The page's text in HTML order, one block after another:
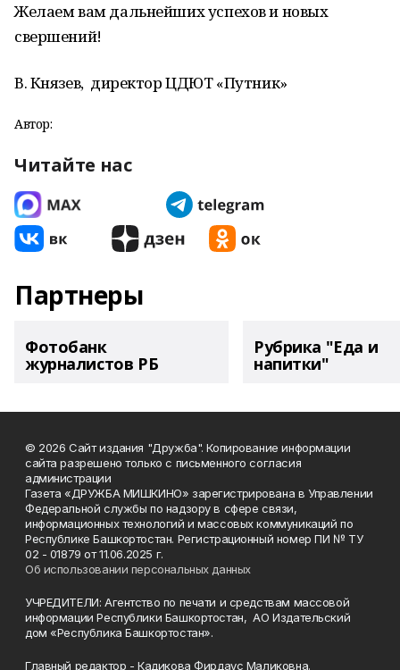
Желаем вам дальнейших успехов и новых
свершений!
В. Князев, директор ЦДЮТ «Путник»
Автор:
Читайте нас
Партнеры
Фотобанк
журналистов РБ
Рубрика "Еда и
напитки"
© 2026 Сайт издания "Дружба". Копирование информации
сайта разрешено только с письменного согласия
администрации
Газета «ДРУЖБА МИШКИНО» зарегистрирована в Управлении
Федеральной службы по надзору в сфере связи,
информационных технологий и массовых коммуникаций по
Республике Башкортостан. Регистрационный номер ПИ № ТУ
02 - 01879 от 11.06.2025 г.
Об использовании персональных данных
УЧРЕДИТЕЛИ: Агентство по печати и средствам массовой
информации Республики Башкортостан, АО Издательский
дом «Республика Башкортостан».
Главный редактор - Кадикова Фирдаус Маликовна.